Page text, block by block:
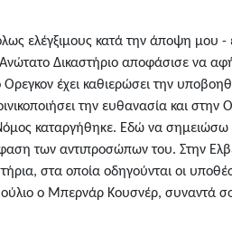
ελέγξιμους κατά την άποψη μου -
Δικαστήριο αποφάσισε να
έχει καθιερώσει την
την ευθανασία και στην
καταργήθηκε. Εδώ να σημειώσω
των αντιπροσώπων του. Στην
στα οποία οδηγούνται οι
ο Μπερνάρ Κουσνέρ, συναντά